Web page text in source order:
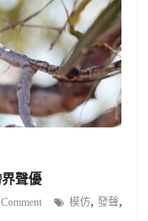
聲優
模仿,發聲,